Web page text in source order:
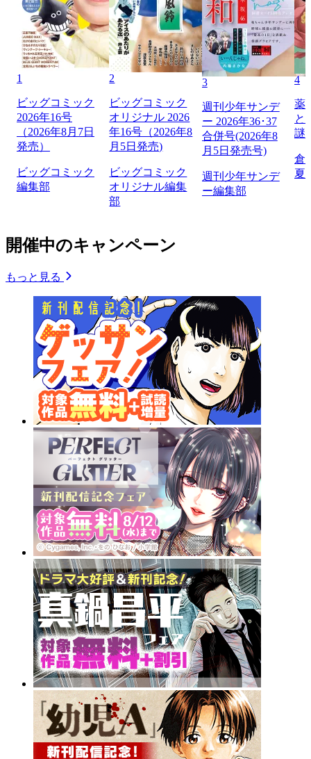
1
ビッグコミック
2026年16号
（2026年8月7日
発売）
ビッグコミック
編集部
2
ビッグコミック
オリジナル 2026
年16号（2026年8
月5日発売)
ビッグコミック
オリジナル編集
部
3
週刊少年サンデ
ー 2026年36･37
合併号(2026年8
月5日発売号)
週刊少年サンデ
ー編集部
4
薬
と
謎
倉
夏
開催中のキャンペーン
もっと見る